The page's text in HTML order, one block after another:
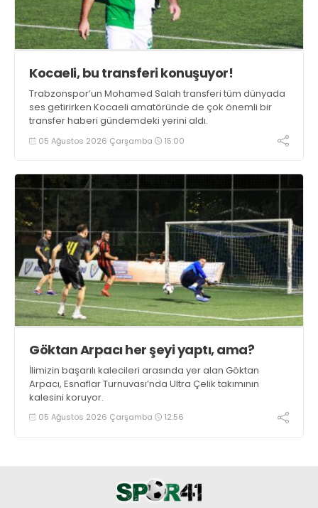
Kocaeli, bu transferi konuşuyor!
Trabzonspor’un Mohamed Salah transferi tüm dünyada
ses getirirken Kocaeli amatöründe de çok önemli bir
transfer haberi gündemdeki yerini aldı.
05 Ağustos 2026 Çarşamba 15:00
Göktan Arpacı her şeyi yaptı, ama?
İlimizin başarılı kalecileri arasında yer alan Göktan
Arpacı, Esnaflar Turnuvası’nda Ultra Çelik takımının
kalesini koruyor.
05 Ağustos 2026 Çarşamba 12:56